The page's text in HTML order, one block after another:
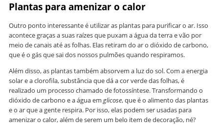
Plantas para amenizar o calor
Outro ponto interessante é utilizar as plantas para purificar o ar. Isso
acontece graças a suas raízes que puxam a água da terra e vão por
meio de canais até as folhas. Elas retiram do ar o dióxido de carbono,
que é o gás que sai dos nossos pulmões quando respiramos.
Além disso, as plantas também absorvem a luz do sol. Com a energia
solar e a clorofila, substância que dá a cor verde das folhas, é
realizado um processo chamado de fotossíntese. Transformando o
dióxido de carbono e a água em glicose, que é o alimento das plantas
e o ar que a gente respira. Por isso, elas podem ser usadas para
amenizar o calor, além de serem um belo item de decoração, né?